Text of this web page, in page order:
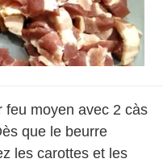
feu moyen avec 2 càs
que le beurre
les carottes et les